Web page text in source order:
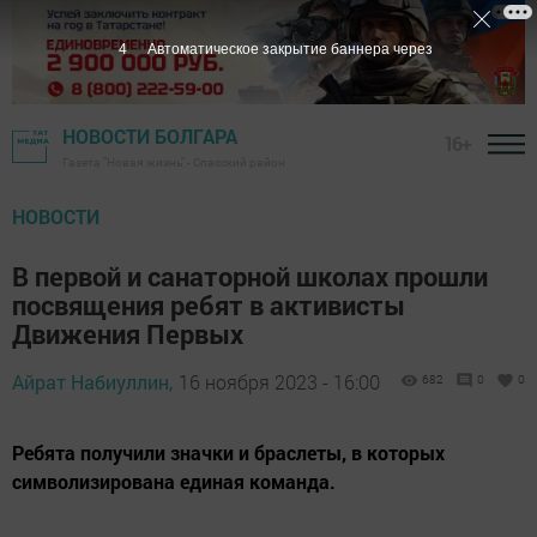
НОВОСТИ БОЛГАРА
НОВОСТИ
В первой и санаторной школах прошли
посвящения ребят в активисты
Движения Первых
Айрат Набиуллин, 16 ноября 2023 - 16:00 682 0 0
Ребята получили значки и браслеты, в которых
символизирована единая команда.
3 Автоматическое закрытие баннера через